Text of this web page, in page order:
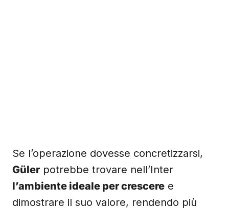
Se l’operazione dovesse concretizzarsi,
Güler potrebbe trovare nell’Inter
l’ambiente ideale per crescere e
dimostrare il suo valore, rendendo più